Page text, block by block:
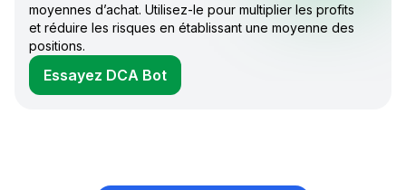
moyennes d’achat. Utilisez-le pour multiplier les profits
et réduire les risques en établissant une moyenne des
positions.
Essayez DCA Bot